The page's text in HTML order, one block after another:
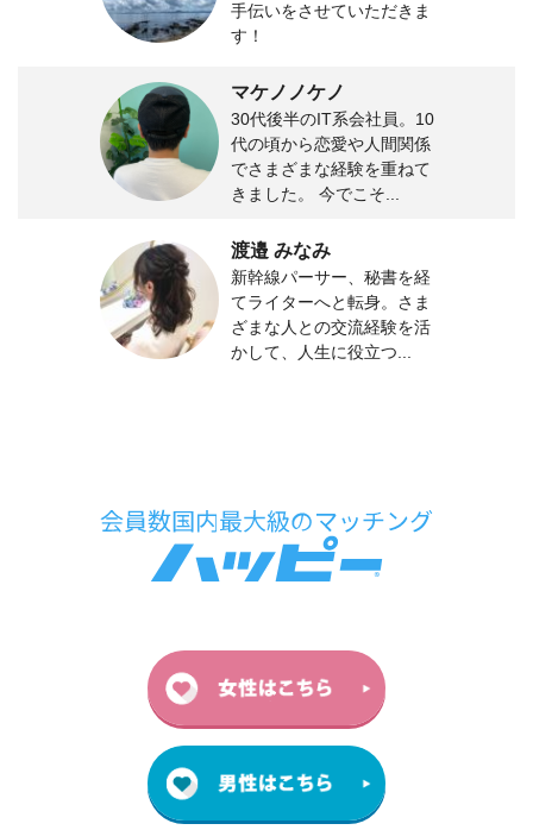
手伝いをさせていただきま
す！
マケノノケノ
30代後半のIT系会社員。10
代の頃から恋愛や人間関係
でさまざまな経験を重ねて
きました。 今でこそ...
渡邉 みなみ
新幹線パーサー、秘書を経
てライターへと転身。さま
ざまな人との交流経験を活
かして、人生に役立つ...